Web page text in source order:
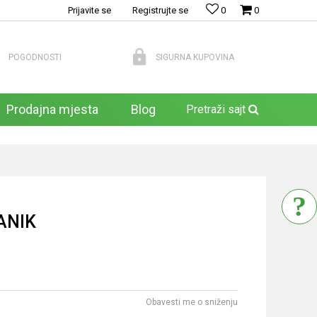
0
0
Prijavite se Registrujte se
POGODNOSTI SIGURNA KUPOVINA
Prodajna mjesta Blog Pretraži sajt
Obavesti me o sniženju